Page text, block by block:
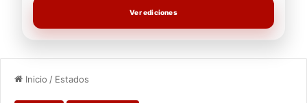
Ver ediciones
Inicio / Estados